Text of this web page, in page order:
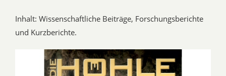
Inhalt: Wissenschaftliche Beiträge, Forschungsberichte
und Kurzberichte.